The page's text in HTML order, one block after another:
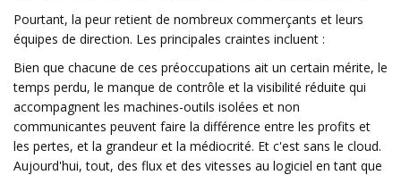
Pourtant, la peur retient de nombreux commerçants et leurs
équipes de direction. Les principales craintes incluent :
Bien que chacune de ces préoccupations ait un certain mérite, le
temps perdu, le manque de contrôle et la visibilité réduite qui
accompagnent les machines-outils isolées et non
communicantes peuvent faire la différence entre les profits et
les pertes, et la grandeur et la médiocrité. Et c'est sans le cloud.
Aujourd'hui, tout, des flux et des vitesses au logiciel en tant que